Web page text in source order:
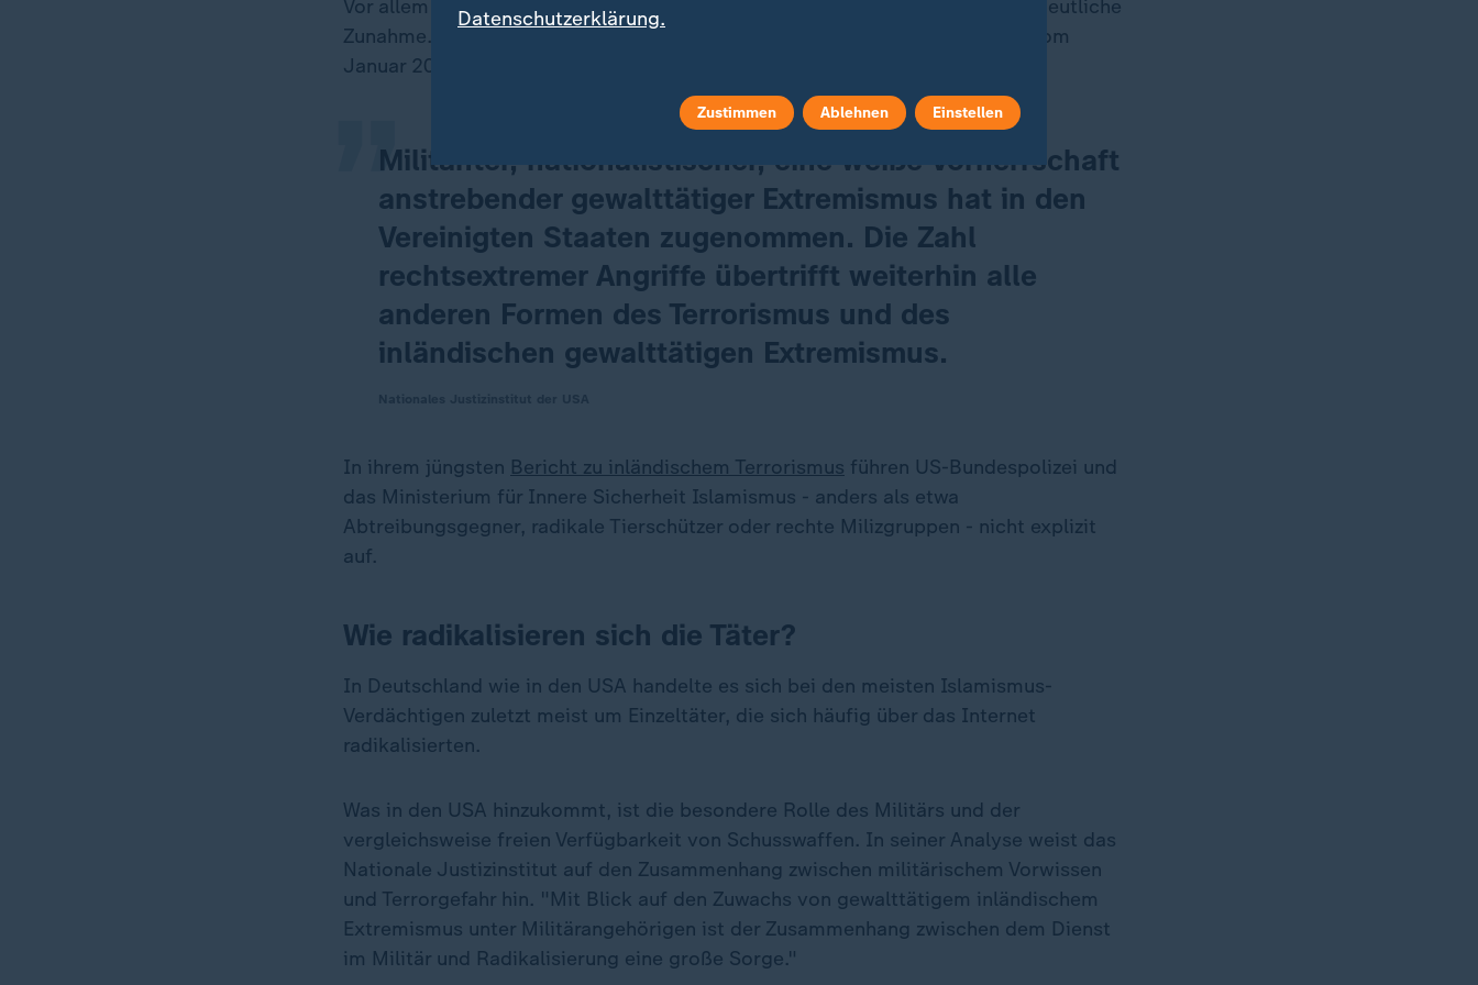
Vor allem im Bereich Rechtsextremismus gab es in den letzten Jahren eine deutliche
Zunahme. Das
Nationale Justizinstitut
schreibt in einer Zusammenfassung vom
Januar 2024 deshalb klar:
Militanter, nationalistischer, eine weiße Vorherrschaft
anstrebender gewalttätiger Extremismus hat in den
Vereinigten Staaten zugenommen. Die Zahl
rechtsextremer Angriffe übertrifft weiterhin alle
anderen Formen des Terrorismus und des
inländischen gewalttätigen Extremismus.
„
In ihrem jüngsten Bericht zu inländischem Terrorismus führen US-Bundespolizei und
das Ministerium für Innere Sicherheit Islamismus - anders als etwa
Abtreibungsgegner, radikale Tierschützer oder rechte Milizgruppen - nicht explizit
auf.
Wie radikalisieren sich die Täter?
In Deutschland wie in den USA handelte es sich bei den meisten Islamismus-
Verdächtigen zuletzt meist um Einzeltäter, die sich häufig über das Internet
radikalisierten.
Was in den USA hinzukommt, ist die besondere Rolle des Militärs und der
vergleichsweise freien Verfügbarkeit von Schusswaffen. In seiner Analyse weist das
Nationale Justizinstitut auf den Zusammenhang zwischen militärischem Vorwissen
und Terrorgefahr hin. "Mit Blick auf den Zuwachs von gewalttätigem inländischem
Extremismus unter Militärangehörigen ist der Zusammenhang zwischen dem Dienst
im Militär und Radikalisierung eine große Sorge."
Datenschutzerklärung.
Zustimmen Ablehnen Einstellen